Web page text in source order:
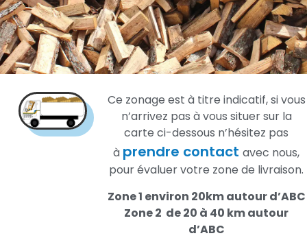
Ce zonage est à titre indicatif, si vous
n’arrivez pas à vous situer sur la
carte ci-dessous n’hésitez pas
à prendre contactavec nous,
pour évaluer votre zone de livraison.
Zone 1 environ 20km autour d’ABC
Zone 2 de 20 à 40 km autour
d’ABC